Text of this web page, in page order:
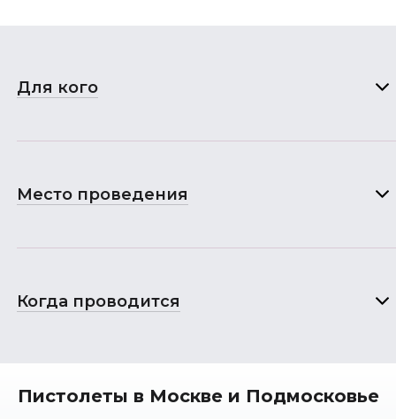
Для кого
Место проведения
Когда проводится
Пистолеты в Москве и Подмосковье